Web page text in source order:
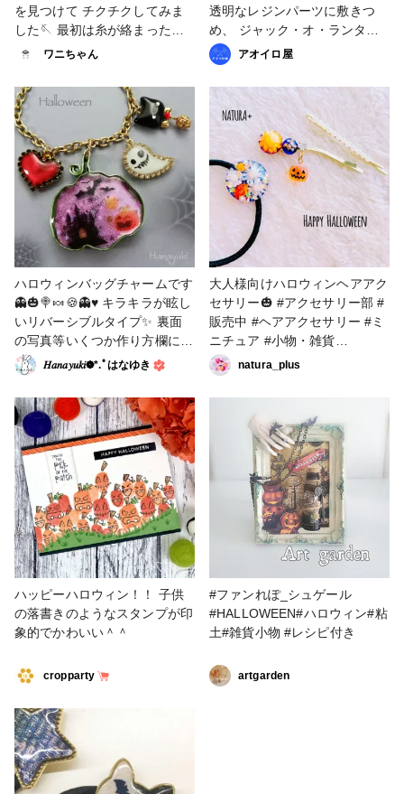
を見つけて チクチクしてみま
した🪡 最初は糸が絡まったり
して汚かった裏面も 最近では
なったので 少しは上達したの
かな？🤣 そしてなんとなん
と！ キングスライムの刺繍
で #投稿プレゼントキャンペ
ーン 受賞してしまいました🙈
まさかできるとは思ってなかっ
たのでとても嬉しいです☺️🌟
これからもゆっくりまったり投
稿できたらと思います。 #クロ
スステッチ #刺繍 #スヌーピ
ー #ハロウィン #Halloween
#かわいい
ワニちゃん
透明なレジンパーツに敷きつ
め、⁡ ⁡ジャック・オ・ランタン
や⁡ ⁡ゴーストたちの可愛いお顔
を⁡ ⁡キャンディーに🍭⁡ ⁡ガラスの
ようにつるつるキラキラで⁡ ⁡本
物のキャンディーのような⁡ 不
思議な魔法のかかった⁡ ⁡青色の⁡
ロリポップピアスです。⁡ ⁡ハロ
ウィンアクセサリーには少ない⁡
⁡ブルーですが、⁡ ⁡こんなに素敵
に仕上がりました。⁡ #秋の作品
コンテスト2022 #アクセサリ
ング #ハロウィン #Halloween
#ハロウィーン #青 #青色 #blue
#ブルー #アオイロ屋
アオイロ屋
ハロウィンバッグチャームです
👻🎃🍭🍬🍪👻♥ キラキラが眩し
いリバーシブルタイプ✨ 裏面
の写真等いくつか作り方欄に載
せていますので、是非ご覧くだ
さい(❁ᴗ͈ˬᴗ͈)) 🎃Happy
Halloween🍭🍬♥ #アクセサリ
ー部 #バッグチャーム #作家の
ためのレジン #Halloween
𝐻𝑎𝑛𝑎𝑦𝑢𝑘𝑖❁⃘*.ﾟはなゆき
大人様向けハロウィンヘアアク
セサリー🎃 #アクセサリー部 #
販売中 #ヘアアクセサリー #ミ
ニチュア #小物・雑貨
#Halloween #ハロウィン
natura_plus
ハッピーハロウィン！！ 子供
の落書きのようなスタンプが印
象的でかわいい＾＾
cropparty
#ファンれぽ_シュゲール
#HALLOWEEN#ハロウィン#粘
土#雑貨小物 #レシピ付き
artgarden